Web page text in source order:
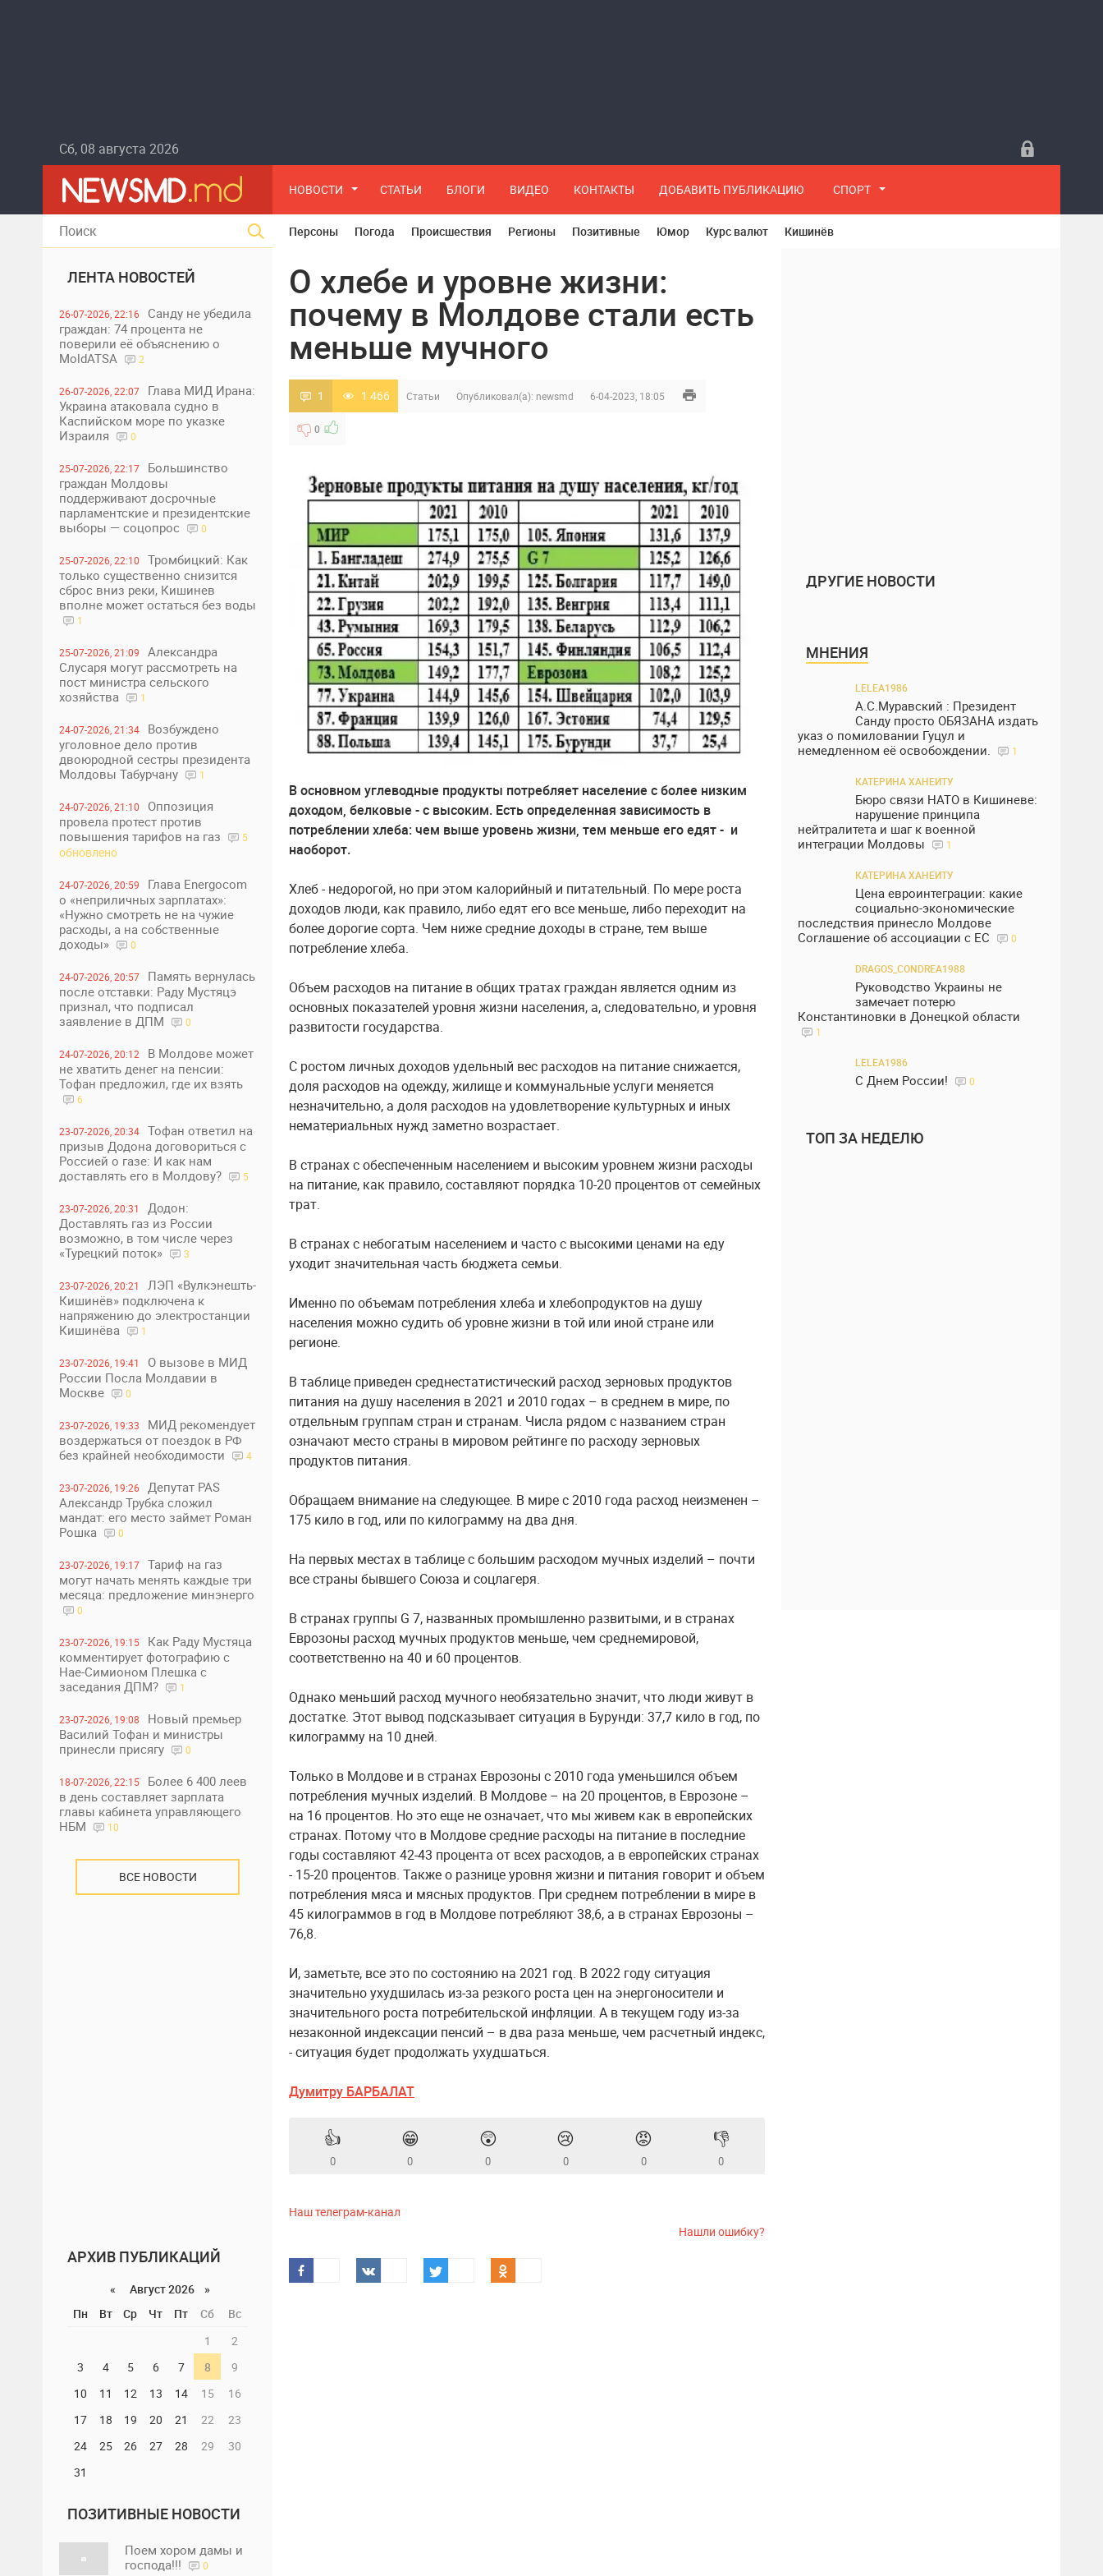
Сб, 08 августа 2026
НОВОСТИ СТАТЬИ БЛОГИ ВИДЕО КОНТАКТЫ ДОБАВИТЬ ПУБЛИКАЦИЮ СПОРТ
ЛЕНТА НОВОСТЕЙ
26-07-2026, 22:16
Санду не убедила
граждан: 74 процента не
поверили её объяснению о
MoldATSA
2
26-07-2026, 22:07
Глава МИД Ирана:
Украина атаковала судно в
Каспийском море по указке
Израиля
0
25-07-2026, 22:17
Большинство
граждан Молдовы
поддерживают досрочные
парламентские и президентские
выборы — соцопрос
0
25-07-2026, 22:10
Тромбицкий: Как
только существенно снизится
сброс вниз реки, Кишинев
вполне может остаться без воды
1
25-07-2026, 21:09
Александра
Слусаря могут рассмотреть на
пост министра сельского
хозяйства
1
24-07-2026, 21:34
Возбуждено
уголовное дело против
двоюродной сестры президента
Молдовы Табурчану
1
24-07-2026, 21:10
Оппозиция
провела протест против
повышения тарифов на газ
5
обновлено
24-07-2026, 20:59
Глава Energocom
о «неприличных зарплатах»:
«Нужно смотреть не на чужие
расходы, а на собственные
доходы»
0
24-07-2026, 20:57
Память вернулась
после отставки: Раду Мустяцэ
признал, что подписал
заявление в ДПМ
0
24-07-2026, 20:12
В Молдове может
не хватить денег на пенсии:
Тофан предложил, где их взять
6
23-07-2026, 20:34
Тофан ответил на
призыв Додона договориться с
Россией о газе: И как нам
доставлять его в Молдову?
5
23-07-2026, 20:31
Додон:
Доставлять газ из России
возможно, в том числе через
«Турецкий поток»
3
23-07-2026, 20:21
ЛЭП «Вулкэнешть-
Кишинёв» подключена к
напряжению до электростанции
Кишинёва
1
23-07-2026, 19:41
О вызове в МИД
России Посла Молдавии в
Москве
0
23-07-2026, 19:33
МИД рекомендует
воздержаться от поездок в РФ
без крайней необходимости
4
23-07-2026, 19:26
Депутат PAS
Александр Трубка сложил
мандат: его место займет Роман
Рошка
0
23-07-2026, 19:17
Тариф на газ
могут начать менять каждые три
месяца: предложение минэнерго
0
23-07-2026, 19:15
Как Раду Мустяца
комментирует фотографию с
Нае-Симионом Плешка с
заседания ДПМ?
1
23-07-2026, 19:08
Новый премьер
Василий Тофан и министры
принесли присягу
0
18-07-2026, 22:15
Более 6 400 леев
в день составляет зарплата
главы кабинета управляющего
НБМ
10
ВСЕ НОВОСТИ
АРХИВ ПУБЛИКАЦИЙ
«
Август 2026 »
Пн
Вт Ср Чт Пт Сб
Вс
1
2
3
4 5 6 7 8
9
10
11 12 13 14 15
16
17
18 19 20 21 22
23
24
25 26 27 28 29
30
31
ПОЗИТИВНЫЕ НОВОСТИ
Поем хором дамы и
господа!!!
0
Персоны Погода Происшествия Регионы Позитивные Юмор Курс валют Кишинёв
О хлебе и уровне жизни:
почему в Молдове стали есть
меньше мучного
1 1 466 Статьи Опубликовал(а): newsmd 6-04-2023, 18:05
0
В основном углеводные продукты потребляет население с более низким
доходом, белковые - с высоким. Есть определенная зависимость в
потреблении хлеба: чем выше уровень жизни, тем меньше его едят - и
наоборот.
Хлеб - недорогой, но при этом калорийный и питательный. По мере роста
доходов люди, как правило, либо едят его все меньше, либо переходит на
более дорогие сорта. Чем ниже средние доходы в стране, тем выше
потребление хлеба.
Объем расходов на питание в общих тратах граждан является одним из
основных показателей уровня жизни населения, а, следовательно, и уровня
развитости государства.
С ростом личных доходов удельный вес расходов на питание снижается,
доля расходов на одежду, жилище и коммунальные услуги меняется
незначительно, а доля расходов на удовлетворение культурных и иных
нематериальных нужд заметно возрастает.
В странах с обеспеченным населением и высоким уровнем жизни расходы
на питание, как правило, составляют порядка 10-20 процентов от семейных
трат.
В странах с небогатым населением и часто с высокими ценами на еду
уходит значительная часть бюджета семьи.
Именно по объемам потребления хлеба и хлебопродуктов на душу
населения можно судить об уровне жизни в той или иной стране или
регионе.
В таблице приведен среднестатистический расход зерновых продуктов
питания на душу населения в 2021 и 2010 годах – в среднем в мире, по
отдельным группам стран и странам. Числа рядом с названием стран
означают место страны в мировом рейтинге по расходу зерновых
продуктов питания.
Обращаем внимание на следующее. В мире с 2010 года расход неизменен –
175 кило в год, или по килограмму на два дня.
На первых местах в таблице с большим расходом мучных изделий – почти
все страны бывшего Союза и соцлагеря.
В странах группы G 7, названных промышленно развитыми, и в странах
Еврозоны расход мучных продуктов меньше, чем среднемировой,
соответственно на 40 и 60 процентов.
Однако меньший расход мучного необязательно значит, что люди живут в
достатке. Этот вывод подсказывает ситуация в Бурунди: 37,7 кило в год, по
килограмму на 10 дней.
Только в Молдове и в странах Еврозоны с 2010 года уменьшился объем
потребления мучных изделий. В Молдове – на 20 процентов, в Еврозоне –
на 16 процентов. Но это еще не означает, что мы живем как в европейских
странах. Потому что в Молдове средние расходы на питание в последние
годы составляют 42-43 процента от всех расходов, а в европейских странах
- 15-20 процентов. Также о разнице уровня жизни и питания говорит и объем
потребления мяса и мясных продуктов. При среднем потреблении в мире в
45 килограммов в год в Молдове потребляют 38,6, а в странах Еврозоны –
76,8.
И, заметьте, все это по состоянию на 2021 год. В 2022 году ситуация
значительно ухудшилась из-за резкого роста цен на энергоносители и
значительного роста потребительской инфляции. А в текущем году из-за
незаконной индексации пенсий – в два раза меньше, чем расчетный индекс,
- ситуация будет продолжать ухудшаться.
Думитру БАРБАЛАТ
👍
0
😁
0
😲
0
😢
0
😡
0
👎
0
Наш телеграм-канал
Нашли ошибку?
ДРУГИЕ НОВОСТИ
МНЕНИЯ
LELEA1986
А.С.Муравский : Президент
Санду просто ОБЯЗАНА издать
указ о помиловании Гуцул и
немедленном её освобождении.
1
КАТЕРИНА ХАНЕИТУ
Бюро связи НАТО в Кишиневе:
нарушение принципа
нейтралитета и шаг к военной
интеграции Молдовы
1
КАТЕРИНА ХАНЕИТУ
Цена евроинтеграции: какие
социально-экономические
последствия принесло Молдове
Соглашение об ассоциации с ЕС
0
DRAGOS_CONDREA1988
Руководство Украины не
замечает потерю
Константиновки в Донецкой области
1
LELEA1986
С Днем России! 0
ТОП ЗА НЕДЕЛЮ